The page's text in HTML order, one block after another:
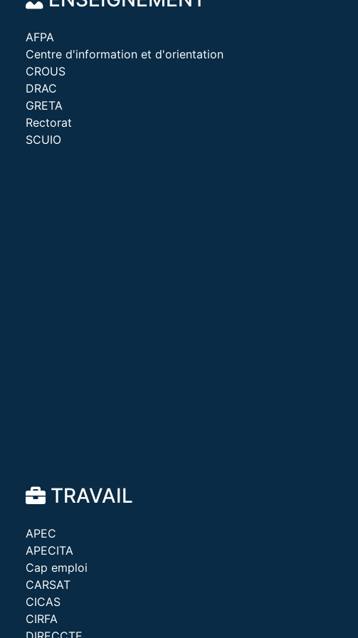
AFPA
Centre d'information et d'orientation
CROUS
DRAC
GRETA
Rectorat
SCUIO
TRAVAIL
APEC
APECITA
Cap emploi
CARSAT
CICAS
CIRFA